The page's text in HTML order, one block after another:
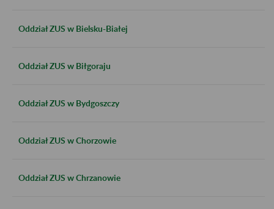
Oddział ZUS w Bielsku-Białej
Oddział ZUS w Biłgoraju
Oddział ZUS w Bydgoszczy
Oddział ZUS w Chorzowie
Oddział ZUS w Chrzanowie